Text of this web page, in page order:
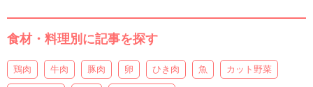
食材・料理別に記事を探す
鶏肉 牛肉 豚肉 卵 ひき肉 魚 カット野菜